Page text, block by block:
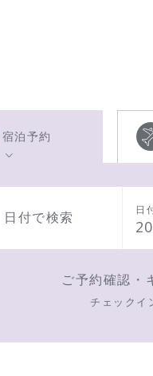
宿泊予約
日付で検索
日
ご予約確認・
チェックイ